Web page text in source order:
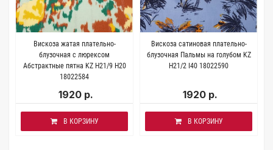
Вискоза жатая плательно-
блузочная с люрексом
Абстрактные пятна KZ H21/9 H20
18022584
1920 р.
В КОРЗИНУ
Вискоза сатиновая плательно-
блузочная Пальмы на голубом KZ
H21/2 I40 18022590
1920 р.
В КОРЗИНУ